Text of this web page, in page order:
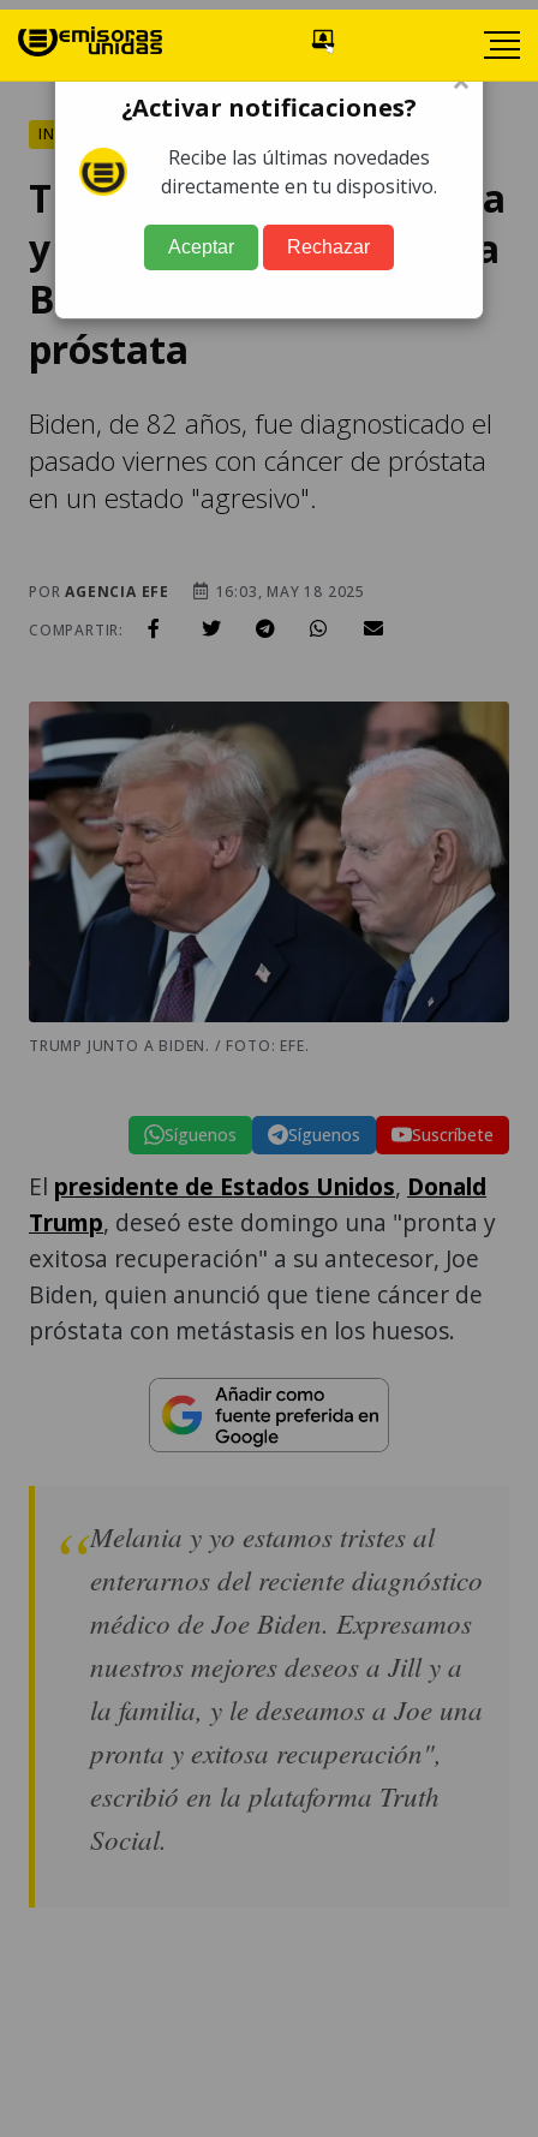
INTERNACIONALES
Trump desea una "pronta
y exitosa" recuperación a
Biden de su cáncer de
próstata
Biden, de 82 años, fue diagnosticado el
pasado viernes con cáncer de próstata
en un estado "agresivo".
PORAGENCIA EFE
16:03, MAY 18 2025
COMPARTIR:
TRUMP JUNTO A BIDEN. / FOTO: EFE.
Síguenos Síguenos Suscríbete
El presidente de Estados Unidos, Donald
Trump, deseó este domingo una "pronta y
exitosa recuperación" a su antecesor, Joe
Biden, quien anunció que tiene cáncer de
próstata con metástasis en los huesos.
Melania y yo estamos tristes al
enterarnos del reciente diagnóstico
médico de Joe Biden. Expresamos
nuestros mejores deseos a Jill y a
la familia, y le deseamos a Joe una
pronta y exitosa recuperación",
escribió en la plataforma Truth
Social.
×
¿Activar notificaciones?
Recibe las últimas novedades
directamente en tu dispositivo.
Aceptar Rechazar